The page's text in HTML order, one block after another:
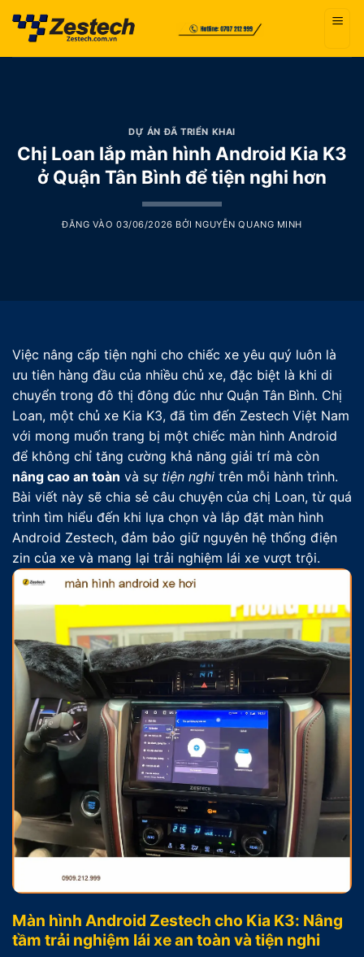
qua
DỰ ÁN ĐÃ TRIỂN KHAI
Chị Loan lắp màn hình Android Kia K3
ở Quận Tân Bình để tiện nghi hơn
ĐĂNG VÀO03/06/2026 BỞI NGUYỄN QUANG MINH
Việc nâng cấp tiện nghi cho chiếc xe yêu quý luôn là
ưu tiên hàng đầu của nhiều chủ xe, đặc biệt là khi di
chuyển trong đô thị đông đúc như Quận Tân Bình. Chị
Loan, một chủ xe Kia K3, đã tìm đến Zestech Việt Nam
với mong muốn trang bị một chiếc màn hình Android
để không chỉ tăng cường khả năng giải trí mà còn
nâng cao an toàn và sự tiện nghi trên mỗi hành trình.
Bài viết này sẽ chia sẻ câu chuyện của chị Loan, từ quá
trình tìm hiểu đến khi lựa chọn và lắp đặt màn hình
Android Zestech, đảm bảo giữ nguyên hệ thống điện
zin của xe và mang lại trải nghiệm lái xe vượt trội.
Màn hình Android Zestech cho Kia K3: Nâng
tầm trải nghiệm lái xe an toàn và tiện nghi